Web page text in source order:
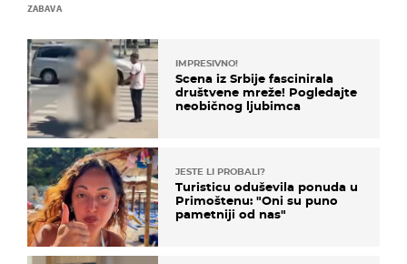
ZABAVA
IMPRESIVNO!
Scena iz Srbije fascinirala
društvene mreže! Pogledajte
neobičnog ljubimca
JESTE LI PROBALI?
Turisticu oduševila ponuda u
Primoštenu: "Oni su puno
pametniji od nas"